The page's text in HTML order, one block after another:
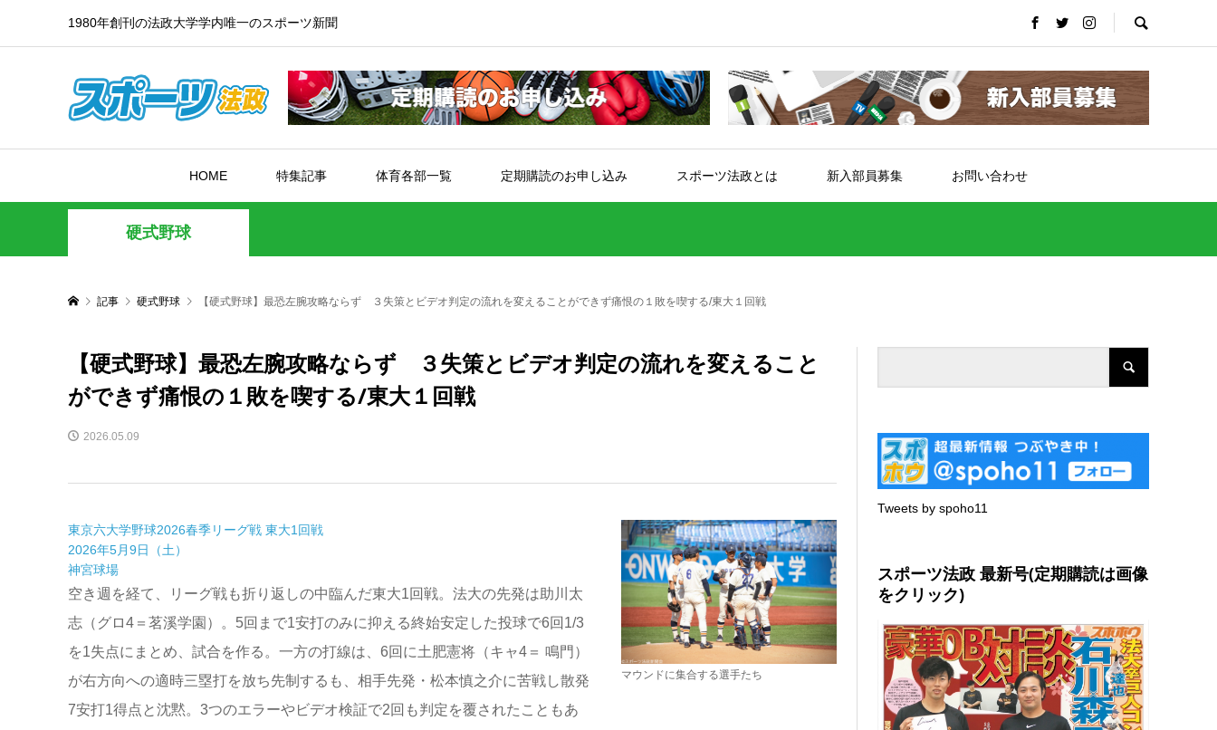
1980年創刊の法政大学学内唯一のスポーツ新聞
HOME 特集記事 体育各部一覧 定期購読のお申し込み スポーツ法政とは 新入部員募集 お問い合わせ
硬式野球
記事 硬式野球 【硬式野球】最恐左腕攻略ならず ３失策とビデオ判定の流れを変えることができず痛恨の１敗を喫する/東大１回戦
【硬式野球】最恐左腕攻略ならず ３失策とビデオ判定の流れを変えること
ができず痛恨の１敗を喫する/東大１回戦
2026.05.09
東京六大学野球2026春季リーグ戦 東大1回戦
2026年5月9日（土）
神宮球場
空き週を経て、リーグ戦も折り返しの中臨んだ東大1回戦。法大の先発は助川太
志（グロ4＝茗溪学園）。5回まで1安打のみに抑える終始安定した投球で6回1/3
を1失点にまとめ、試合を作る。一方の打線は、6回に土肥憲将（キャ4＝ 鳴門）
が右方向への適時三塁打を放ち先制するも、相手先発・松本慎之介に苦戦し散発
7安打1得点と沈黙。3つのエラーやビデオ検証で2回も判定を覆されたこともあ
マウンドに集合する選手たち
Tweets by spoho11
スポーツ法政 最新号(定期購読は画像
をクリック)